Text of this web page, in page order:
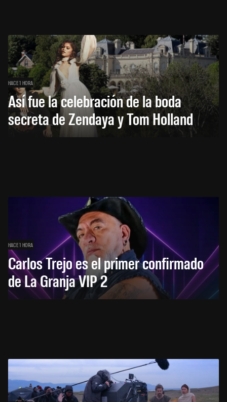
HACE 1 HORA
Así fue la celebración de la boda
secreta de Zendaya y Tom Holland
HACE 1 HORA
Carlos Trejo es el primer confirmado
de La Granja VIP 2